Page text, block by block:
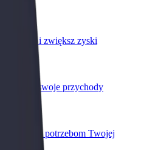
sklep
i zwiększ zyski
floty
swoje przychody
potrzebom Twojej